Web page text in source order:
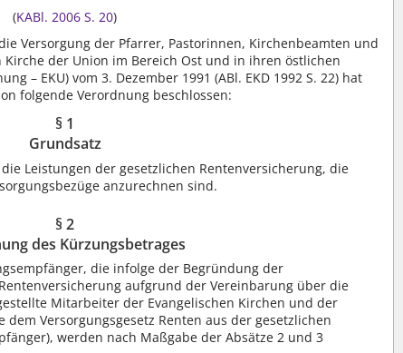
(KABl. 2006 S. 20)
Versorgung der Pfarrer, Pastorinnen, Kirchenbeamten und
der Union im Bereich Ost und in ihren östlichen
– EKU) vom 3. Dezember 1991 (ABl. EKD 1992 S. 22) hat
folgende Verordnung beschlossen:
§ 1
Grundsatz
Leistungen der gesetzlichen Rentenversicherung, die
anzurechnen sind.
§ 2
des Kürzungsbetrages
die infolge der Begründung der
aufgrund der Vereinbarung über die
Mitarbeiter der Evangelischen Kirchen und der
Versorgungsgesetz Renten aus der gesetzlichen
werden nach Maßgabe der Absätze 2 und 3